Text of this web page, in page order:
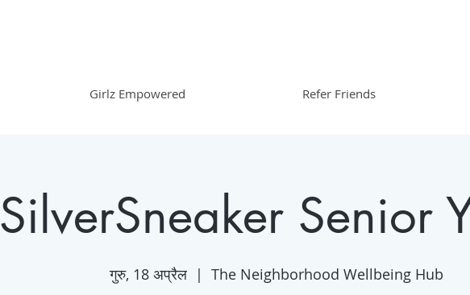
Girlz Empowered Refer Friends
SilverSneaker Senior
गुरु, 18 अप्रैल
  |
The Neighborhood Wellbeing Hub